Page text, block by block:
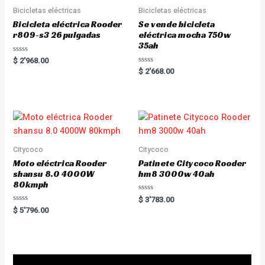
5
Bicicletas eléctricas
Bicicleta eléctrica Rooder
r809-s3 26 pulgadas
R
a
u
t
f
$ 2'968.00
Bicicletas eléctricas
Se vende bicicleta
eléctrica mocha 750w
35ah
R
a
o
u
t
o
5
$ 2'668.00
Citycoco
Moto eléctrica Rooder
shansu 8.0 4000W
80kmph
R
a
$ 5'796.00
Citycoco
Patinete Citycoco Rooder
hm8 3000w 40ah
R
a
t
$ 3'783.00